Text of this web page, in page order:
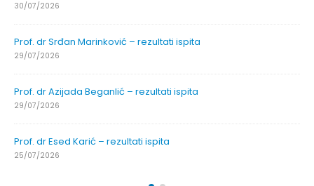
30/07/2026
Prof. dr Srđan Marinković – rezultati ispita
29/07/2026
Prof. dr Azijada Beganlić – rezultati ispita
29/07/2026
Prof. dr Esed Karić – rezultati ispita
25/07/2026